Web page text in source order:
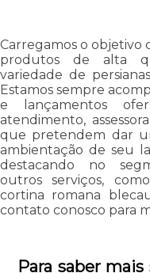
Carregamos o objetivo
produtos de alta
variedade de
Estamos sempre
e lançamentos
atendimento,
que pretendem dar
ambientação de seu
destacando no
outros serviços,
cortina romana
contato conosco para
Para saber